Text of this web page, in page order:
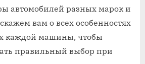
автомобилей разных марок и
вам о всех особенностях
каждой машины, чтобы
правильный выбор при